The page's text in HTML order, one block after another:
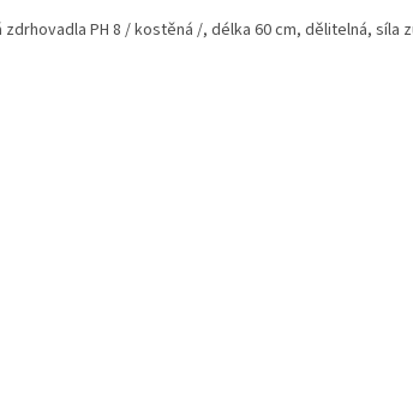
zdrhovadla PH 8 / kostěná /, délka 60 cm, dělitelná, síla